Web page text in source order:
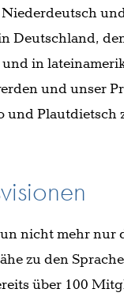
Deutschland,
in
und unser
Plautdietsch
nicht mehr nur
zu den
über 100